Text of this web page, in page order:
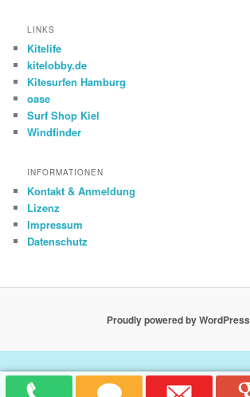
LINKS
Kitelife
kitelobby.de
Kitesurfen Hamburg
oase
Surf Shop Kiel
Windfinder
INFORMATIONEN
Kontakt & Anmeldung
Lizenz
Impressum
Datenschutz
Proudly powered by WordPress